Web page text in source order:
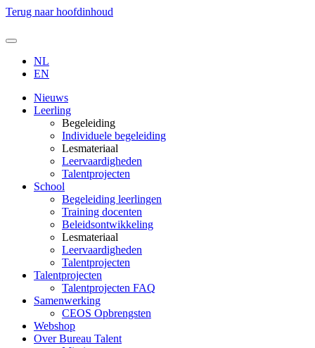
Terug naar hoofdinhoud
NL
EN
Nieuws
Leerling
Begeleiding
Individuele begeleiding
Lesmateriaal
Leervaardigheden
Talentprojecten
School
Begeleiding leerlingen
Training docenten
Beleidsontwikkeling
Lesmateriaal
Leervaardigheden
Talentprojecten
Talentprojecten
Talentprojecten FAQ
Samenwerking
CEOS Opbrengsten
Webshop
Over Bureau Talent